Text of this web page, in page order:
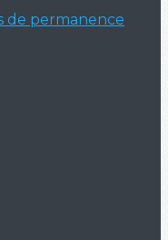
de permanence